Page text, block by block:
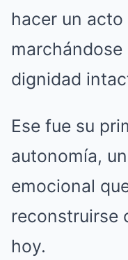
hacer un
dignidad
Ese fue su
autonomía,
emocional
reconstruirse
hoy.